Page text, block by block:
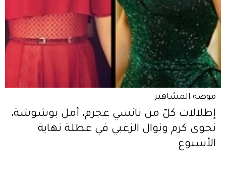
موضة المشاهير
إطلالات كلّ من نانسي عجرم، أمل بوشوشة،
نجوى كرم ونوال الزغبي في عطلة نهاية
الأسبوع